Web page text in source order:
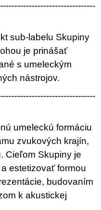
sub-labelu Skupiny
je prinášať
s umeleckým
nástrojov.
umeleckú formáciu
zvukových krajín,
Cieľom Skupiny je
estetizovať formou
budovaním
k akustickej